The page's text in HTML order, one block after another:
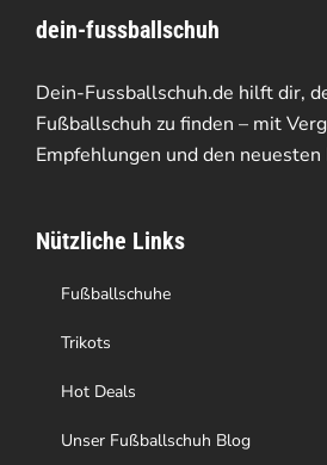
auf.
Die
Optionen
können
der
Produktseite
gewählt
werden
dein-fussballschuh
Dein-Fussballschuh.de hilft dir,
Fußballschuh zu finden – mit
Empfehlungen und den neuesten
Nützliche Links
Fußballschuhe
Trikots
Hot Deals
Unser Fußballschuh Blog